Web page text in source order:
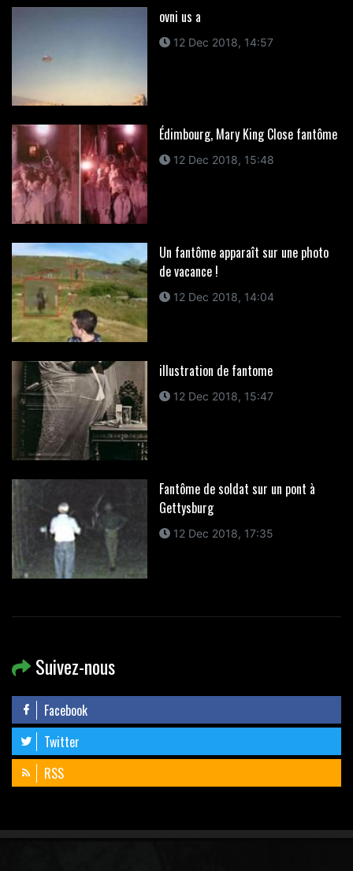
ovni us a
12 Dec 2018, 14:57
Édimbourg, Mary King Close fantôme
12 Dec 2018, 15:48
Un fantôme apparaît sur une photo
de vacance !
12 Dec 2018, 14:04
illustration de fantome
12 Dec 2018, 15:47
Fantôme de soldat sur un pont à
Gettysburg
12 Dec 2018, 17:35
Suivez-nous
Facebook
Twitter
RSS